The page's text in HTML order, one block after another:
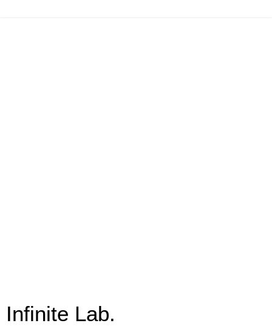
Infinite Lab.